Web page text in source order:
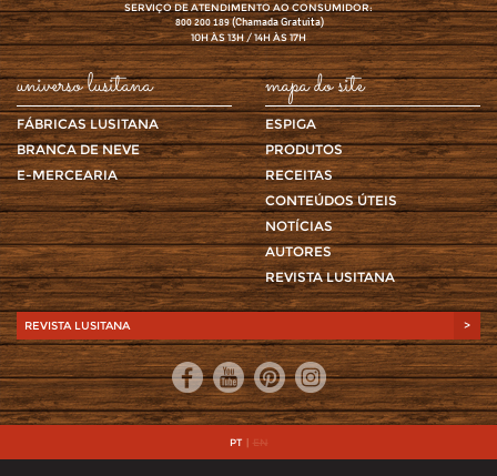
SERVIÇO DE ATENDIMENTO AO CONSUMIDOR:
800 200 189(Chamada Gratuita)
10H ÀS 13H / 14H ÀS 17H
universo lusitana
FÁBRICAS LUSITANA
BRANCA DE NEVE
E-MERCEARIA
mapa do site
ESPIGA
PRODUTOS
RECEITAS
CONTEÚDOS ÚTEIS
NOTÍCIAS
AUTORES
REVISTA LUSITANA
REVISTA LUSITANA >
PT | EN